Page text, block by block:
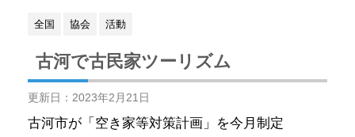
全国 協会 活動
古河で古民家ツーリズム
更新日： 2023年2月21日
古河市が「空き家等対策計画」を今月制定